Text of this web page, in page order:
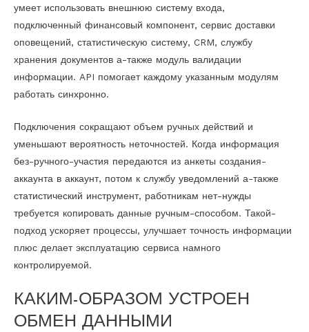
умеет использовать внешнюю систему входа,
подключенный финансовый компонент, сервис доставки
оповещений, статистическую систему, CRM, службу
хранения документов а-также модуль валидации
информации. API помогает каждому указанным модулям
работать синхронно.
Подключения сокращают объем ручных действий и
уменьшают вероятность неточностей. Когда информация
без-ручного-участия передаются из анкеты создания-
аккаунта в аккаунт, потом к службу уведомлений а-также
статистический инструмент, работникам нет-нужды
требуется копировать данные ручным-способом. Такой-
подход ускоряет процессы, улучшает точность информации
плюс делает эксплуатацию сервиса намного
контролируемой.
КАКИМ-ОБРАЗОМ УСТРОЕН
ОБМЕН ДАННЫМИ